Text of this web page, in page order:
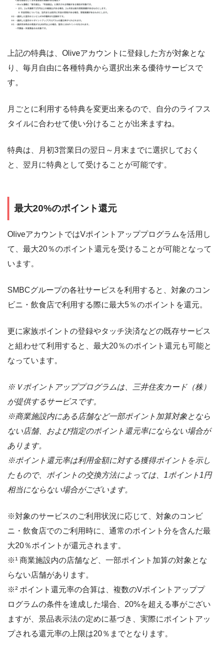
上記の特典は、Oliveアカウントに登録した方が対象とな
り、毎月自由に各種特典から選択出来る優待サービスで
す。
月ごとに利用する特典を変更出来るので、自分のライフス
タイルに合わせて使い分けることが出来ますね。
特典は、月初3営業日の翌日～月末までに選択しておく
と、翌月に特典として受けることが可能です。
最大20%のポイント還元
OliveアカウントではVポイントアッププログラムを活用し
て、最大20％のポイント還元を受けることが可能となって
います。
SMBCグループの各社サービスを利用すると、対象のコン
ビニ・飲食店で利用する際に最大5％のポイントを還元。
更に家族ポイントの登録やタッチ決済などの既存サービス
と組わせて利用すると、最大20％のポイント還元も可能と
なっています。
※Ｖポイントアッププログラムは、三井住友カード（株）
が提供するサービスです。
※商業施設内にある店舗など一部ポイント加算対象となら
ない店舗、および指定のポイント還元率にならない場合が
あります。
※ポイント還元率は利用金額に対する獲得ポイントを示し
たもので、ポイントの交換方法によっては、1ポイント1円
相当にならない場合がございます。
※対象のサービスのご利用状況に応じて、対象のコンビ
ニ・飲食店でのご利用時に、通常のポイント分を含んだ最
大20％ポイントが還元されます。
※¹ 商業施設内の店舗など、一部ポイント加算の対象とな
らない店舗があります。
※² ポイント還元率の合算は、複数のVポイントアッププ
ログラムの条件を達成した場合、20%を超える事がござい
ますが、景品表示法の定めに基づき、実際にポイントアッ
プされる還元率の上限は20％までとなります。